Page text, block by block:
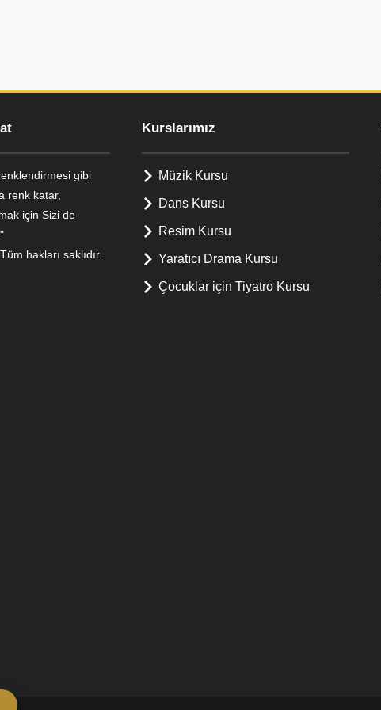
gibi
renk katar,
için Sizi de
hakları saklıdır.
Kurslarımız
Müzik Kursu
Dans Kursu
Resim Kursu
Yaratıcı Drama Kursu
Çocuklar için Tiyatro Kursu